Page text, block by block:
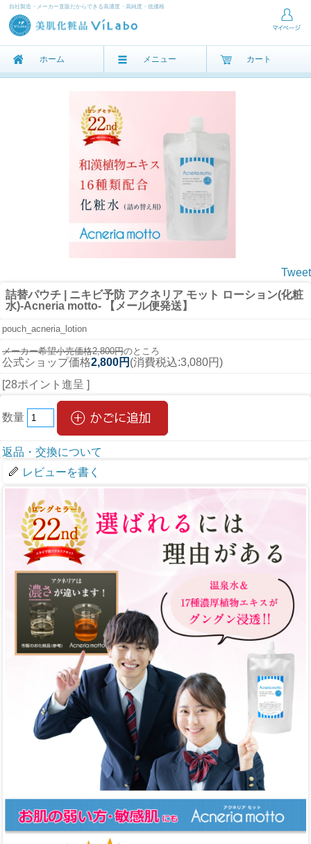
自社製造・メーカー直販だからできる高濃度・高純度・低価格
ホーム メニュー カート
Tweet
詰替パウチ | ニキビ予防 アクネリア モット ローション(化粧
水)-Acneria motto- 【メール便発送】
pouch_acneria_lotion
メーカー希望小売価格2,800円のところ
公式ショップ価格2,800円 (消費税込:3,080円)
[28ポイント進呈 ]
数量
返品・交換について
レビューを書く